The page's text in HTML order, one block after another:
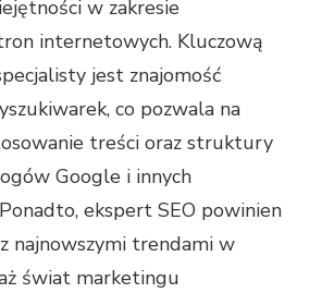
w zakresie
internetowych. Kluczową
jest znajomość
co pozwala na
treści oraz struktury
Google i innych
ekspert SEO powinien
najnowszymi trendami w
świat marketingu